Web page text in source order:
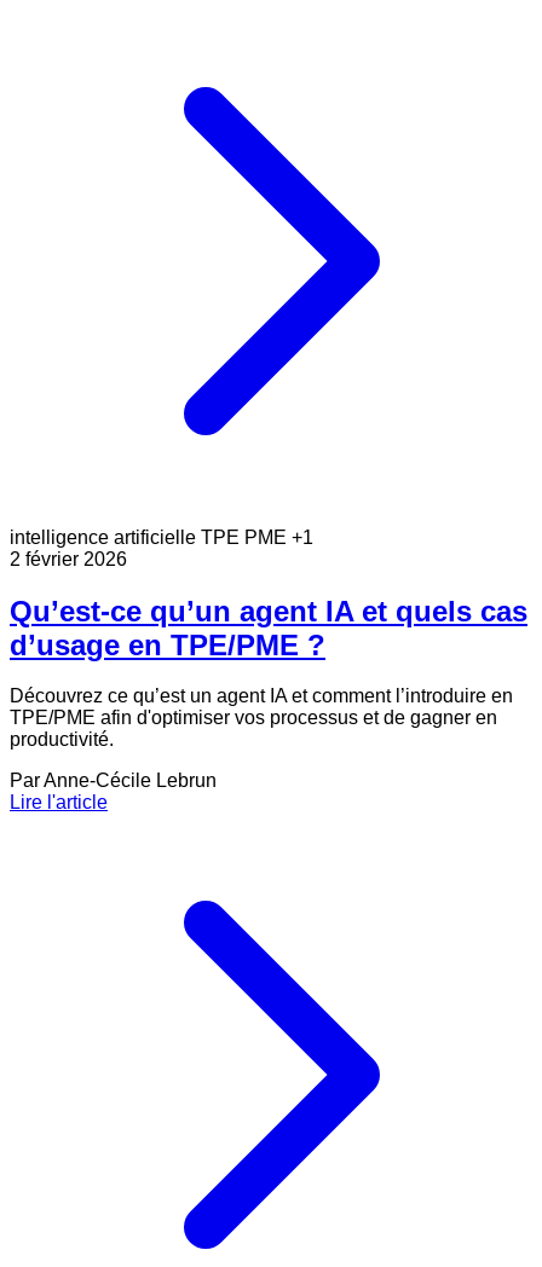
intelligence artificielle TPE PME +1
2 février 2026
Qu’est-ce qu’un agent IA et quels cas
d’usage en TPE/PME ?
Découvrez ce qu’est un agent IA et comment l’introduire en
TPE/PME afin d'optimiser vos processus et de gagner en
productivité.
ParAnne-Cécile Lebrun
Lire l'article